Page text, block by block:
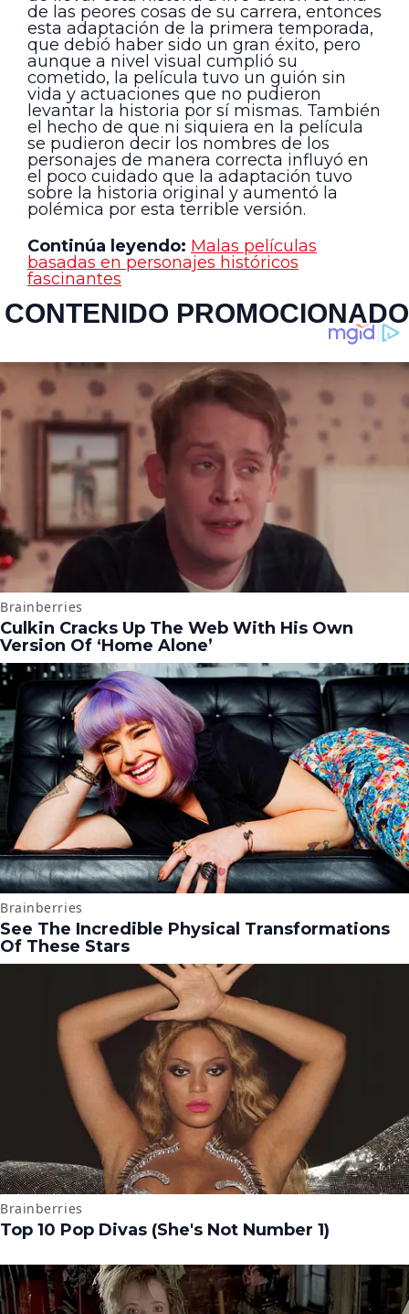
de las peores cosas de su carrera, entonces
esta adaptación de la primera temporada,
que debió haber sido un gran éxito, pero
aunque a nivel visual cumplió su
cometido, la película tuvo un guión sin
vida y actuaciones que no pudieron
levantar la historia por sí mismas. También
el hecho de que ni siquiera en la película
se pudieron decir los nombres de los
personajes de manera correcta influyó en
el poco cuidado que la adaptación tuvo
sobre la historia original y aumentó la
polémica por esta terrible versión.
Continúa leyendo: Malas películas
basadas en personajes históricos
fascinantes